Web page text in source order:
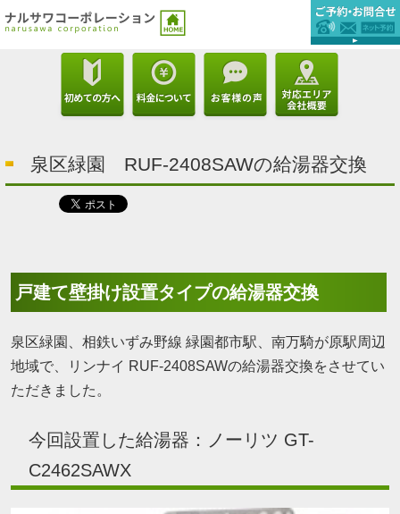
泉区緑園 RUF-2408SAWの給湯器交換
戸建て壁掛け設置タイプの給湯器交換
泉区緑園、相鉄いずみ野線 緑園都市駅、南万騎が原駅周辺
地域で、リンナイ RUF-2408SAWの給湯器交換をさせてい
ただきました。
今回設置した給湯器：ノーリツ GT-
C2462SAWX